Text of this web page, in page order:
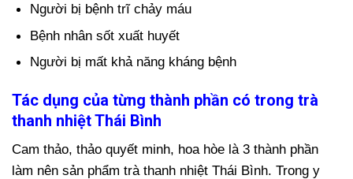
Người bị bệnh trĩ chảy máu
Bệnh nhân sốt xuất huyết
Người bị mất khả năng kháng bệnh
Tác dụng của từng thành phần có trong trà
thanh nhiệt Thái Bình
Cam thảo, thảo quyết minh, hoa hòe là 3 thành phần
làm nên sản phẩm trà thanh nhiệt Thái Bình. Trong y